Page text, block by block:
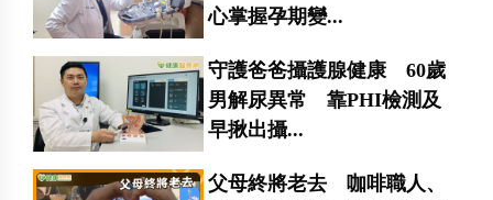
心掌握孕期變...
守護爸爸攝護腺健康 60歲
男解尿異常 靠PHI檢測及
早揪出攝...
父母終將老去 咖啡職人、